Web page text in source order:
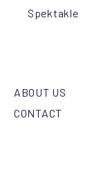
Spektakle
ABOUT US
CONTACT